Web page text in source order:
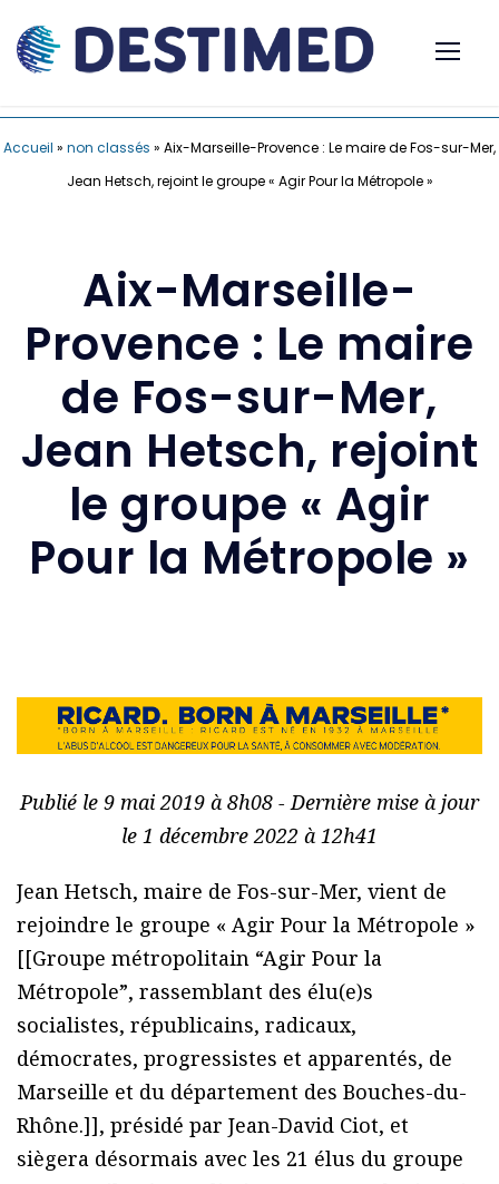
Accueil » non classés » Aix-Marseille-Provence : Le maire de Fos-sur-Mer,
Jean Hetsch, rejoint le groupe « Agir Pour la Métropole »
Aix-Marseille-
Provence : Le maire
de Fos-sur-Mer,
Jean Hetsch, rejoint
le groupe « Agir
Pour la Métropole »
Publié le 9 mai 2019 à 8h08 - Dernière mise à jour
le 1 décembre 2022 à 12h41
Jean Hetsch, maire de Fos-sur-Mer, vient de
rejoindre le groupe « Agir Pour la Métropole »
[[Groupe métropolitain “Agir Pour la
Métropole”, rassemblant des élu(e)s
socialistes, républicains, radicaux,
démocrates, progressistes et apparentés, de
Marseille et du département des Bouches-du-
Rhône.]], présidé par Jean-David Ciot, et
siègera désormais avec les 21 élus du groupe